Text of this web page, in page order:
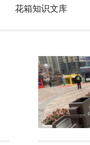
花箱知识文库